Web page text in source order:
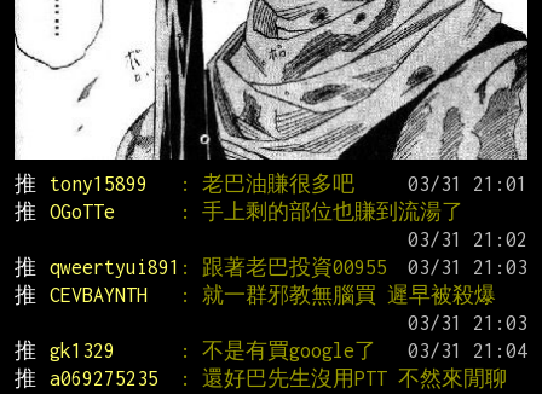
推 tony15899 : 老巴油賺很多吧
推
OGoTTe
: 手上剩的部位也賺到流湯了
推
qweertyui891 : 跟著老巴投資00955
推
CEVBAYNTH
: 就一群邪教無腦買 遲早被殺爆
推
gk1329 : 不是有買google了
推
a069275235
: 還好巴先生沒用PTT 不然來閒聊